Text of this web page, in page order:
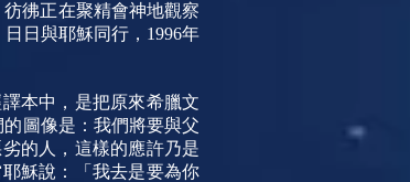
彿正在聚精會神地觀察
日與耶穌同行，1996年
本中，是把原來希臘文
圖像是：我們將要與父
的人，這樣的應許乃是
穌說：「我去是要為你